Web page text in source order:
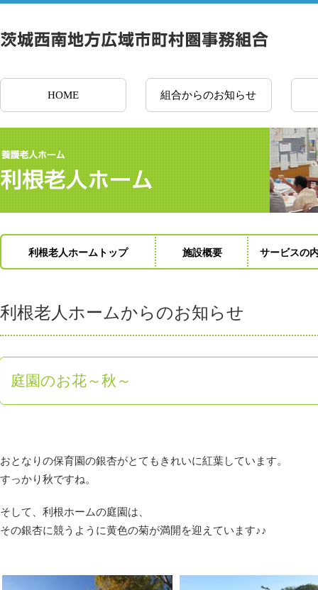
HOME 組合からのお知らせ
利根老人ホームトップ 施設概要 サービスの
利根老人ホームからのお知らせ
庭園のお花～秋～
おとなりの保育園の銀杏がとてもきれいに紅葉しています。
すっかり秋ですね。
そして、利根ホームの庭園は、
その銀杏に競うように黄色の菊が満開を迎えています♪♪